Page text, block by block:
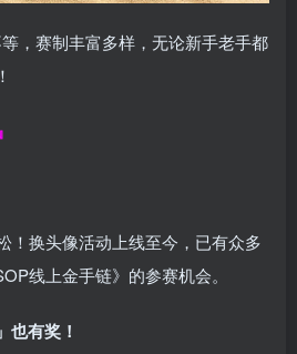
，赛制丰富多样，无论新手老手都
！换头像活动上线至今，已有众多
线上金手链》的参赛机会。
也有奖！